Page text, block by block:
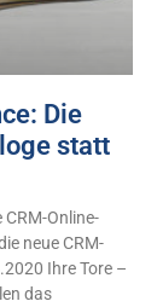
Die
statt
Online-
neue CRM-
Ihre Tore –
das